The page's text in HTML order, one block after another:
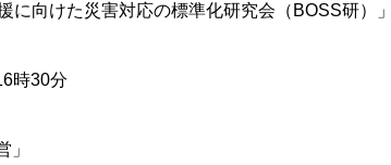
に向けた災害対応の標準化研究会（BOSS研）」
時30分
」